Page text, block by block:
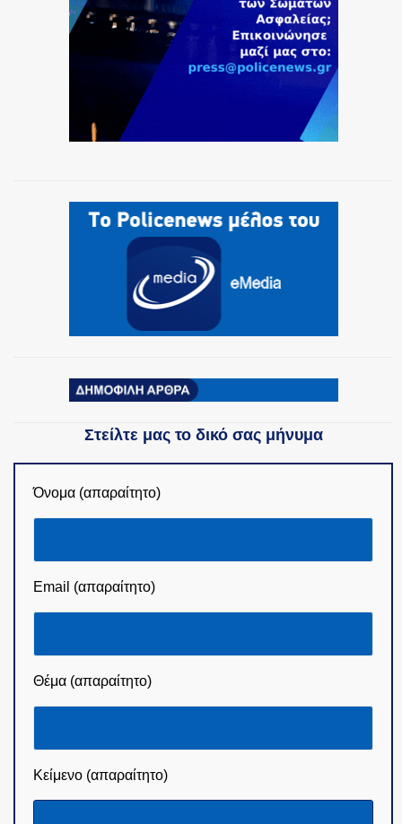
ΟΜΑΔΕΣ ΕΛ.ΑΣ.
Στείλτε μας το δικό σας μήνυμα
Όνομα (απαραίτητο)
Email (απαραίτητο)
Θέμα (απαραίτητο)
Κείμενο (απαραίτητο)